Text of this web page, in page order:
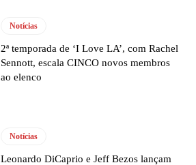
Notícias
2ª temporada de ‘I Love LA’, com Rachel
Sennott, escala CINCO novos membros
ao elenco
Notícias
Leonardo DiCaprio e Jeff Bezos lançam